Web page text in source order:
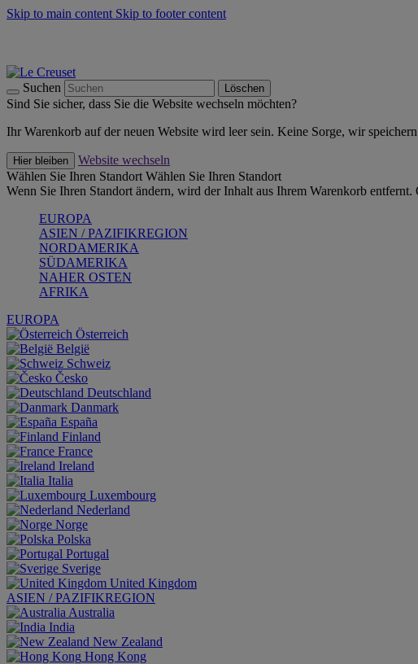
Skip to main content Skip to footer content
Suchen Löschen
Sind Sie sicher, dass Sie die Website wechseln möchten?
Ihr Warenkorb auf der neuen Website wird leer sein. Keine Sorge, wir
Hier bleiben
Website wechseln
Wählen Sie Ihren Standort Wählen Sie Ihren Standort
Wenn Sie Ihren Standort ändern, wird der Inhalt aus Ihrem Warenkorb
EUROPA
ASIEN / PAZIFIKREGION
NORDAMERIKA
SÜDAMERIKA
NAHER OSTEN
AFRIKA
EUROPA
Österreich
België
Schweiz
Česko
Deutschland
Danmark
España
Finland
France
Ireland
Italia
Luxembourg
Nederland
Norge
Polska
Portugal
Sverige
United Kingdom
ASIEN / PAZIFIKREGION
Australia
India
New Zealand
Hong Kong